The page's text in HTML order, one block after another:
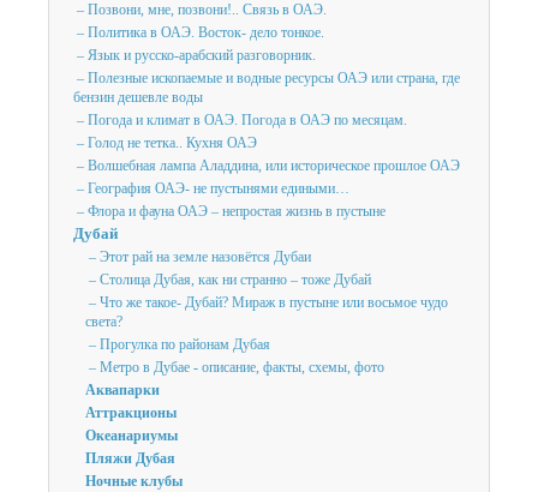
– Позвони, мне, позвони!.. Связь в ОАЭ.
– Политика в ОАЭ. Восток- дело тонкое.
– Язык и русско-арабский разговорник.
– Полезные ископаемые и водные ресурсы ОАЭ или страна, где
бензин дешевле воды
– Погода и климат в ОАЭ. Погода в ОАЭ по месяцам.
– Голод не тетка.. Кухня ОАЭ
– Волшебная лампа Аладдина, или историческое прошлое ОАЭ
– География ОАЭ- не пустынями едиными…
– Флора и фауна ОАЭ – непростая жизнь в пустыне
Дубай
– Этот рай на земле назовётся Дубаи
– Столица Дубая, как ни странно – тоже Дубай
– Что же такое- Дубай? Мираж в пустыне или восьмое чудо
света?
– Прогулка по районам Дубая
– Метро в Дубае - описание, факты, схемы, фото
Аквапарки
Аттракционы
Океанариумы
Пляжи Дубая
Ночные клубы